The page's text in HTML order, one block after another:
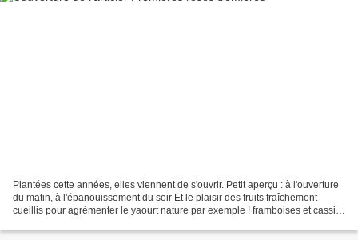
Plantées cette années, elles viennent de s'ouvrir. Petit aperçu : à l'ouverture
du matin, à l'épanouissement du soir Et le plaisir des fruits fraîchement
cueillis pour agrémenter le yaourt nature par exemple ! framboises et cassis